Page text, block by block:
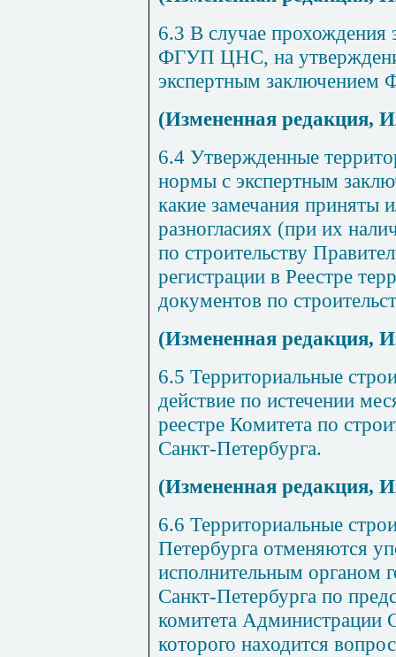
6.3 В случае прохождения
ФГУП ЦНС, на
экспертным
(Измененная редакция,
6.4 Утвержденные
нормы с экспертным
какие замечания приняты
разногласиях (при их
по строительству
регистрации в Реестре
документов по
(Измененная редакция,
6.5 Территориальные
действие по истечении
реестре Комитета по
Санкт-Петербурга.
(Измененная редакция,
6.6 Территориальные
Петербурга отменяются
исполнительным органом
Санкт-Петербурга по
комитета Администрации
которого находится